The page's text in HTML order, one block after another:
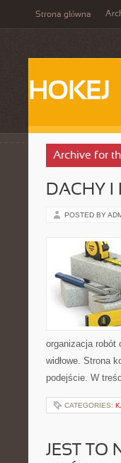
Strona główna
HOKEJ
Archive for
DACHY I
POSTED BY
organizacja robót
widłowe. Strona
podejście. W
CATEGORIES:
JEST TO